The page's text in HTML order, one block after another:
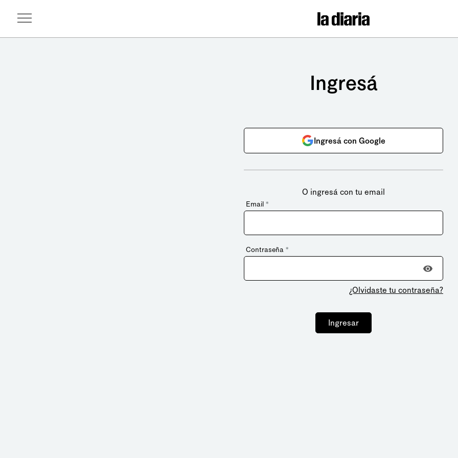
Ingresá
Ingresá con Google
O ingresá con tu email
Email *
Contraseña *
¿Olvidaste tu contraseña?
Ingresar